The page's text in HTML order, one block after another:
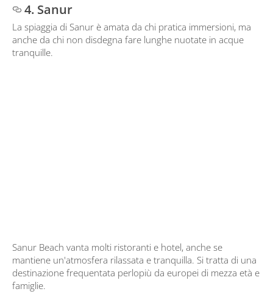
4. Sanur
La spiaggia di Sanur è amata da chi pratica immersioni, ma
anche da chi non disdegna fare lunghe nuotate in acque
tranquille.
Sanur Beach vanta molti ristoranti e hotel, anche se
mantiene un'atmosfera rilassata e tranquilla. Si tratta di una
destinazione frequentata perlopiù da europei di mezza età e
famiglie.